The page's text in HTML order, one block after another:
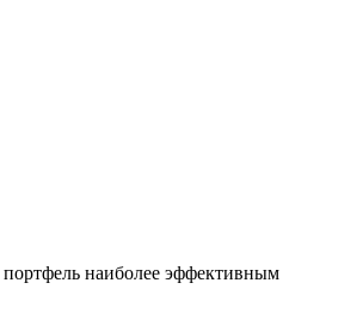
наиболее эффективным